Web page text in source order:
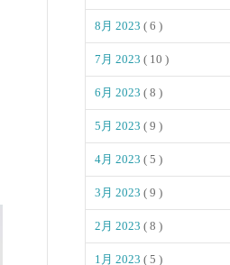
8月 2023 ( 6 )
7月 2023 ( 10 )
6月 2023 ( 8 )
5月 2023 ( 9 )
4月 2023 ( 5 )
3月 2023 ( 9 )
2月 2023 ( 8 )
1月 2023 ( 5 )